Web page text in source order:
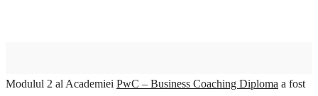
Modulul 2 al Academiei PwC – Business Coaching Diploma a fost